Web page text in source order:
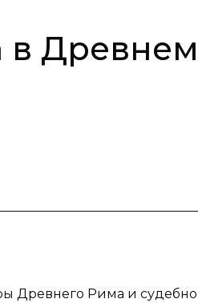
в Древнем
Древнего Рима и